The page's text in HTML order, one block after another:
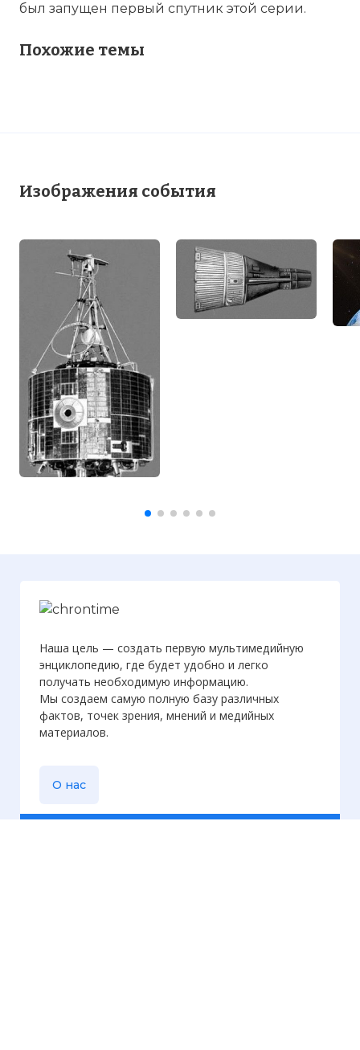
был запущен первый спутник этой серии.
Похожие темы
Изображения события
Наша цель — создать первую мультимедийную
энциклопедию, где будет удобно и легко
получать необходимую информацию.
Мы создаем самую полную базу различных
фактов, точек зрения, мнений и медийных
материалов.
О нас